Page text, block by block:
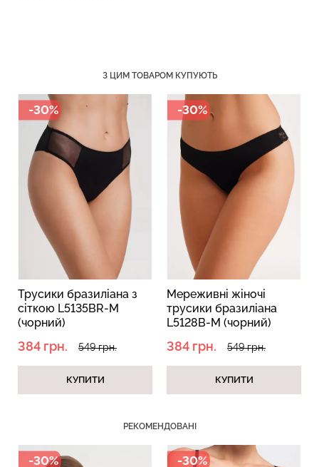
З ЦИМ ТОВАРОМ КУПУЮТЬ
-30%
Трусики бразиліана з
сіткою L5135BR-M
(чорний)
384 грн. 549 грн.
КУПИТИ
-30%
Мереживні жіночі
трусики бразиліана
L5128B-M (чорний)
384 грн. 549 грн.
КУПИТИ
РЕКОМЕНДОВАНІ
-30% -30%
Безшовний топ на
бретелях CAMI TOP
(білий) Giulia
279 грн.
Безшовний топ з легкою
корекцією BRA
SHAPEWEAR nude
(бежевий) Giulia
489 грн.699 грн.